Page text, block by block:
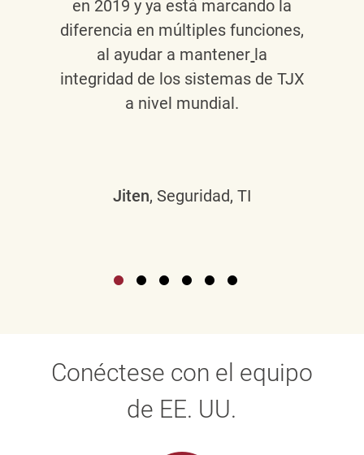
en 2019 y ya está marcando la
diferencia en múltiples funciones,
al ayudar a mantener la
integridad de los sistemas de TJX
a nivel mundial.
Jiten, Seguridad, TI
Conéctese con el equipo
de EE. UU.